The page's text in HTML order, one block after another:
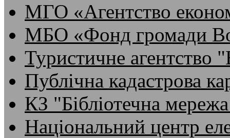
МГО «Агентство
МБО «Фонд громади
Туристичне агентство
Публічна кадастрова
КЗ "Бібліотечна
Національний центр